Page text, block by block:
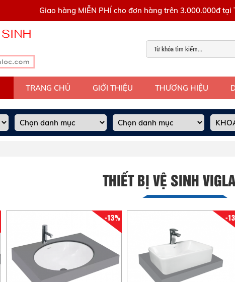
Giao hàng MIỄN PHÍ cho đơn hàng trên 3.000.000đ tại
TRANG CHỦ GIỚI THIỆU THƯƠNG HIỆU
THIẾT BỊ VỆ SINH
-13% -